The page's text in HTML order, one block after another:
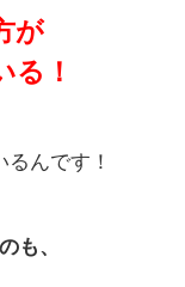
が
る！
んです！
も、